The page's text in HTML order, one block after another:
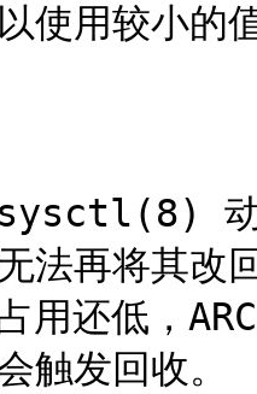
使用较小的
法再将其
用还低，
触发回收。